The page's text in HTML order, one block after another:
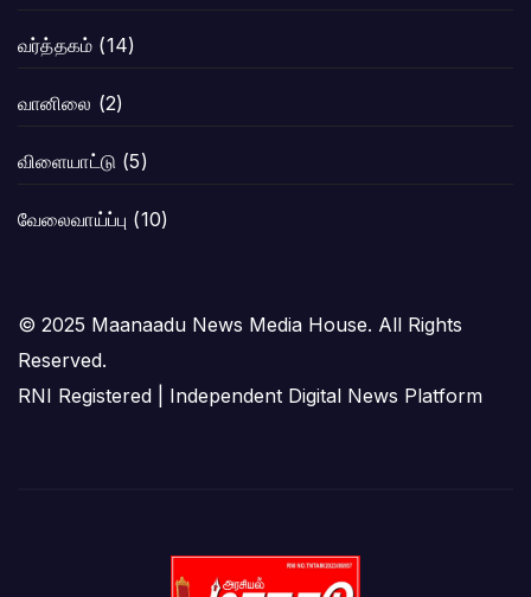
வர்த்தகம் (14)
வானிலை (2)
விளையாட்டு (5)
வேலைவாய்ப்பு (10)
© 2025 Maanaadu News Media House. All Rights
Reserved.
RNI Registered | Independent Digital News Platform